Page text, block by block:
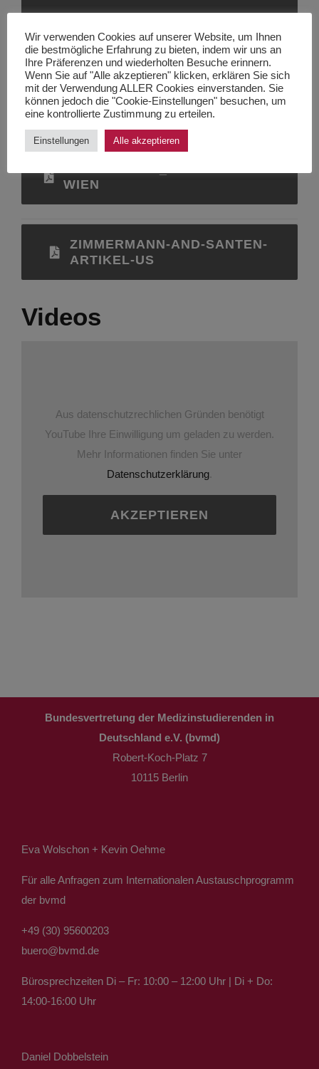
LEONHARDT-ET-AL.-PAPER-
MARBURG
BLOCH-AND-TOKER-PAPER-
ISRAEL
WIEN
ZIMMERMANN-AND-SANTEN-
ARTIKEL-US
Videos
Aus datenschutzrechlichen Gründen benötigt
YouTube Ihre Einwilligung um geladen zu werden.
Mehr Informationen finden Sie unter
Datenschutzerklärung.
AKZEPTIEREN
Bundesvertretung der Medizinstudierenden in
Deutschland e.V. (bvmd)
Robert-Koch-Platz 7
10115 Berlin
Eva Wolschon + Kevin Oehme
Für alle Anfragen zum Internationalen Austauschprogramm
der bvmd
+49 (30) 95600203
buero@bvmd.de
Bürosprechzeiten Di – Fr: 10:00 – 12:00 Uhr | Di + Do:
14:00-16:00 Uhr
Daniel Dobbelstein
Wir verwenden Cookies auf unserer Website, um Ihnen
die bestmögliche Erfahrung zu bieten, indem wir uns an
Ihre Präferenzen und wiederholten Besuche erinnern.
Wenn Sie auf "Alle akzeptieren" klicken, erklären Sie sich
mit der Verwendung ALLER Cookies einverstanden. Sie
können jedoch die "Cookie-Einstellungen" besuchen, um
eine kontrollierte Zustimmung zu erteilen.
Einstellungen Alle akzeptieren